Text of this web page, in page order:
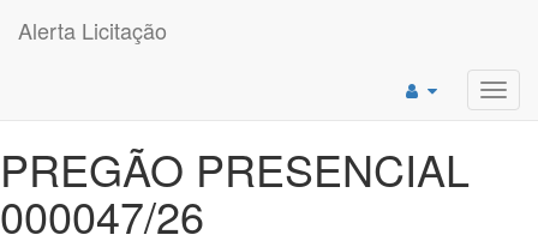
Alerta Licitação
PREGÃO PRESENCIAL
000047/26